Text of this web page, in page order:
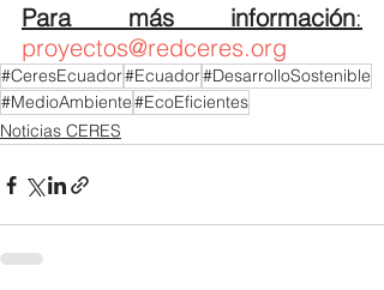
Para más información:
proyectos@redceres.org
#CeresEcuador#Ecuador#DesarrolloSostenible
#MedioAmbiente#EcoEficientes
Noticias CERES